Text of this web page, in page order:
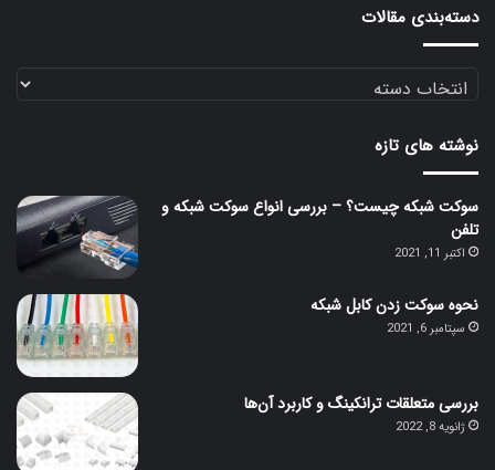
دسته‌بندی مقالات
دسته‌بندی
نوشته های تازه
سوکت شبکه چیست؟ – بررسی انواع سوکت شبکه و
تلفن
اکتبر 11, 2021
نحوه سوکت زدن کابل شبکه
سپتامبر 6, 2021
بررسی متعلقات ترانکینگ و کاربرد آن‌ها
ژانویه 8, 2022